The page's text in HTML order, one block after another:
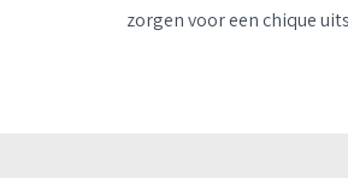
zorgen voor een chique